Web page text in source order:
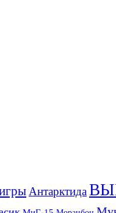
Антарктида